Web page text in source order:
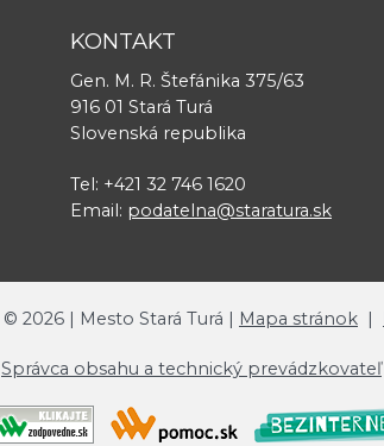
KONTAKT
Gen. M. R. Štefánika 375/63
916 01 Stará Turá
Slovenská republika
Tel: +421 32 746 1620
Email: podatelna@staratura.sk
© 2026 | Mesto Stará Turá | Mapa stránok |
Správca obsahu a technický prevádzkovateľ